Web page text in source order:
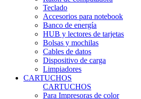
Teclado
Accesorios para notebook
Banco de energía
HUB y lectores de tarjetas
Bolsas y mochilas
Cables de datos
Dispositivo de carga
Limpiadores
CARTUCHOS
CARTUCHOS
Para Impresoras de color